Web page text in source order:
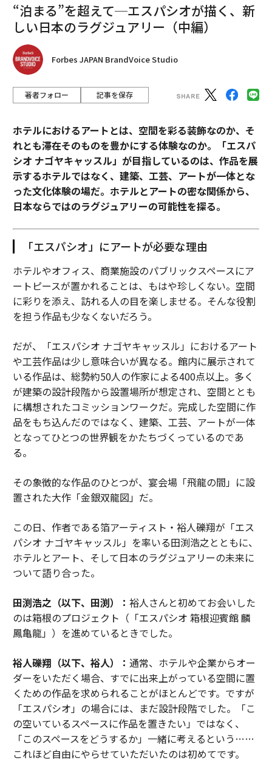
“泊まる”を超えて─エスパシオが描く、新
しい日本のラグジュアリー（中編）
Forbes JAPAN BrandVoice Studio
著者フォロー 記事を保存
ホテルにおけるアートとは、空間を彩る装飾なのか、そ
れとも滞在そのものを豊かにする体験なのか。「エスパ
シオ ナゴヤキャッスル」が目指しているのは、作品を展
示するホテルではなく、建築、工芸、アートが一体とな
った文化体験の場だ。ホテルとアートの密な関係から、
日本ならではのラグジュアリーの可能性を探る。
「エスパシオ」にアートが必要な理由
ホテルやオフィス、商業施設のパブリックスペースにア
ートピースが置かれることは、もはや珍しくない。空間
に彩りを添え、訪れる人の目を楽しませる。そんな役割
を担う作品も少なくないだろう。
だが、「エスパシオ ナゴヤキャッスル」におけるアート
や工芸作品は少し意味合いが異なる。館内に展示されて
いる作品は、総勢約50人の作家による400点以上。多く
が建築の設計段階から設置場所が想定され、空間ととも
に構想されたコミッションワークだ。完成した空間に作
品をもち込んだのではなく、建築、工芸、アートが一体
となってひとつの世界観をかたちづくっているのであ
る。
その象徴的な作品のひとつが、宴会場「飛龍の間」に設
置された大作「金銀双龍図」だ。
この日、作者である箔アーティスト・裕人礫翔が「エス
パシオ ナゴヤキャッスル」を率いる田渕浩之とともに、
ホテルとアート、そして日本のラグジュアリーの未来に
ついて語り合った。
田渕浩之（以下、田渕）： 裕人さんと初めてお会いした
のは箱根のプロジェクト（「エスパシオ 箱根迎賓館 麟
鳳亀龍」）を進めているときでした。
裕人礫翔（以下、裕人）： 通常、ホテルや企業からオー
ダーをいただく場合、すでに出来上がっている空間に置
くための作品を求められることがほとんどです。ですが
「エスパシオ」の場合には、まだ設計段階でした。「こ
の空いているスペースに作品を置きたい」ではなく、
「このスペースをどうするか」一緒に考えるという……
これほど自由にやらせていただいたのは初めてです。